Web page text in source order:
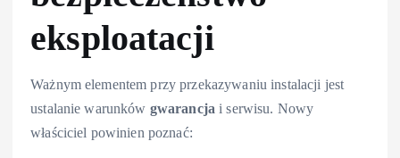
eksploatacji
Ważnym elementem przy przekazywaniu instalacji jest
ustalanie warunków gwarancja i serwisu. Nowy
właściciel powinien poznać: